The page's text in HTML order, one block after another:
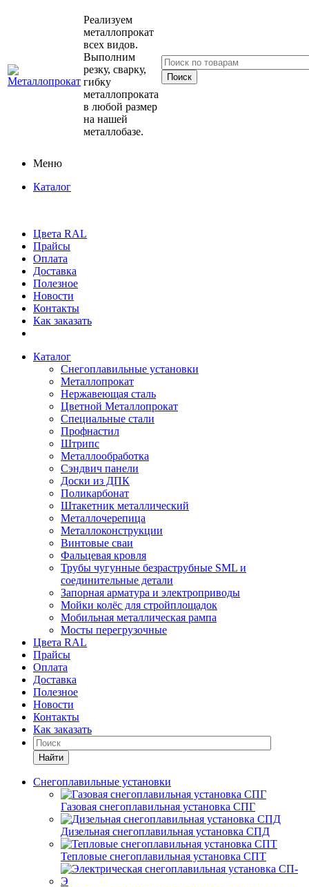
Реализуем
металлопрокат
всех видов.
Выполним
резку, сварку,
гибку
металлопроката
в любой размер
на нашей
металлобазе.
Меню
Каталог
Цвета RAL
Прайсы
Оплата
Доставка
Полезное
Новости
Контакты
Как заказать
Каталог
Снегоплавильные установки
Металлопрокат
Нержавеющая сталь
Цветной Металлопрокат
Специальные стали
Профнастил
Штрипс
Металлообработка
Сэндвич панели
Доски из ДПК
Поликарбонат
Штакетник металлический
Металлочерепица
Металлоконструкции
Винтовые сваи
Фальцевая кровля
Трубы чугунные безраструбные SML и
соединительные детали
Запорная арматура и электроприводы
Мойки колёс для стройплощадок
Мобильная металлическая рампа
Мосты перегрузочные
Цвета RAL
Прайсы
Оплата
Доставка
Полезное
Новости
Контакты
Как заказать
Найти
Снегоплавильные установки
Газовая снегоплавильная установка СПГ
Дизельная снегоплавильная установка СПД
Тепловые снегоплавильная установка СПТ